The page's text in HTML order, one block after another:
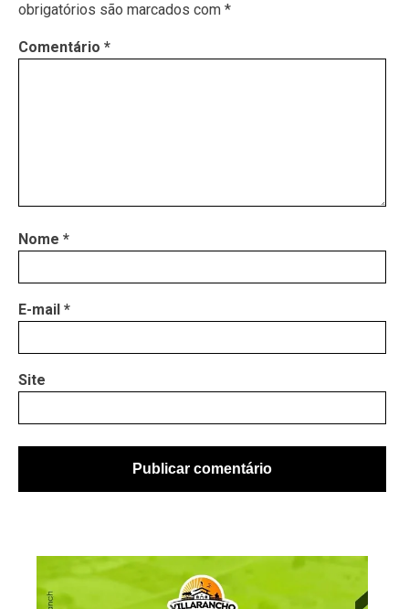
obrigatórios são marcados com *
Comentário *
Nome *
E-mail *
Site